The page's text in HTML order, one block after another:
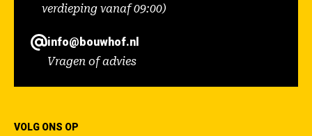
verdieping vanaf 09:00)
info@bouwhof.nl
Vragen of advies
VOLG ONS OP